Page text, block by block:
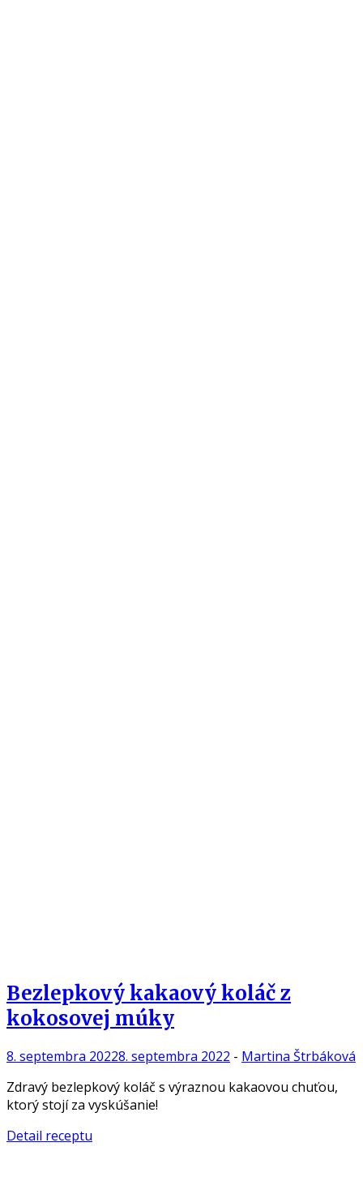
Bezlepkový kakaový koláč z
kokosovej múky
8. septembra 20228. septembra 2022 - Martina Štrbáková
Zdravý bezlepkový koláč s výraznou kakaovou chuťou,
ktorý stojí za vyskúšanie!
Detail receptu